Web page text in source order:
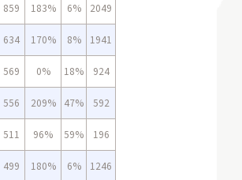
859 183% 6% 2049
634 170% 8% 1941
569 0% 18% 924
556 209% 47% 592
511 96% 59% 196
499 180% 6% 1246